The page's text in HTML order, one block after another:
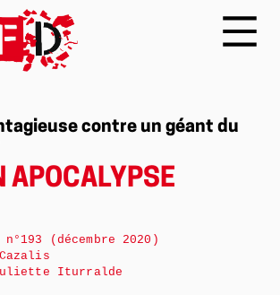
contre un géant du
APOCALYPSE
(décembre 2020)
Iturralde